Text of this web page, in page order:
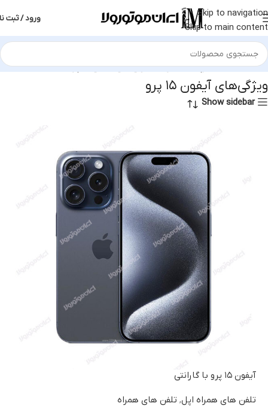
Skip to navigation
Skip to main content
ورود / ثبت
خانه محصولات برچسب خورده “ویژگی‌های آیفون ۱۵ پرو”
ویژگی‌های آیفون ۱۵ پرو
Show sidebar
آیفون ۱۵ پرو با گارانتی
تلفن های همراه اپل, تلفن های همراه